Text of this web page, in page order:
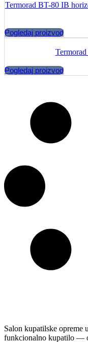
Termorad BT-80 IB
Pogledaj proizvod
Pogledaj proizvod
Salon kupatilske opreme
funkcionalno kupatilo —